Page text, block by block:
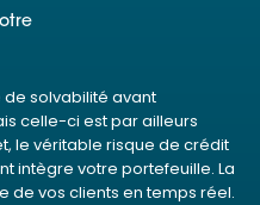
de solvabilité avant
celle-ci est par ailleurs
le véritable risque de crédit
intègre votre portefeuille. La
de vos clients en temps réel.